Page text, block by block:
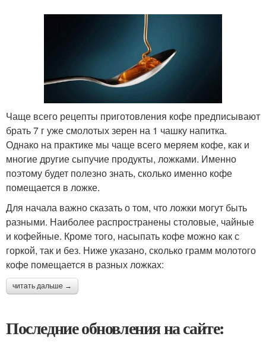
Чаще всего рецепты приготовления кофе предписывают
брать 7 г уже смолотых зерен на 1 чашку напитка.
Однако на практике мы чаще всего меряем кофе, как и
многие другие сыпучие продукты, ложками. Именно
поэтому будет полезно знать, сколько именно кофе
помещается в ложке.
Для начала важно сказать о том, что ложки могут быть
разными. Наиболее распространены столовые, чайные
и кофейные. Кроме того, насыпать кофе можно как с
горкой, так и без. Ниже указано, сколько грамм молотого
кофе помещается в разных ложках:
читать дальше →
Последние обновления на сайте: